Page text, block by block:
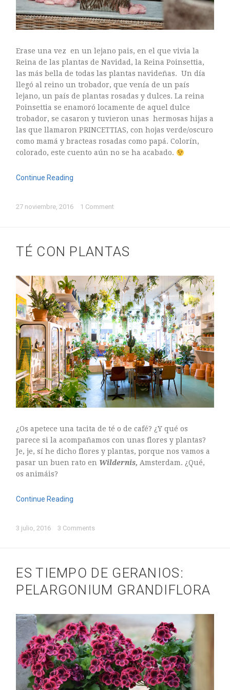
mayo 2016
abril 2016
marzo 2016
febrero 2016
enero 2016
diciembre 2015
noviembre 2015
octubre 2015
septiembre 2015
agosto 2015
mayo 2015
abril 2014
ASTILBE, EL SUEÑO DE UNA NOVIA
Astilbe, las flores que sueñan
MANOS QUE CREAN: ROSA VALLS EN FLORIPLANT
BROMELIAS, BIENVENIDAS A CASA
RANUNCULOS, FRANCESILLAS …
Ricard
ASTILBE, EL SUEÑO DE UNA NOVIA
Isabel
Silvia
Silvia
Astilbe, las flores que sueñan
Julio
Erase una vez en un lejano pais, en el que vivia la
Reina de las plantas de Navidad, la Reina Poinsettia,
las más bella de todas las plantas navideñas. Un día
llegó al reino un trobador, que venía de un país
lejano, un país de plantas rosadas y dulces. La reina
Poinsettia se enamoró locamente de aquel dulce
trobador, se casaron y tuvieron unas hermosas hijas a
las que llamaron PRINCETTIAS, con hojas verde/oscuro
como mamá y bracteas rosadas como papá. Colorín,
colorado, este cuento aún no se ha acabado.
Continue Reading
27 noviembre, 2016 1 Comment
TÉ CON PLANTAS
¿Os apetece una tacita de té o de café? ¿Y qué os
parece si la acompañamos con unas flores y plantas?
Je, je, sí he dicho flores y plantas, porque nos vamos a
pasar un buen rato en Wildernis, Amsterdam. ¿Qué,
os animáis?
Continue Reading
3 julio, 2016 3 Comments
ES TIEMPO DE GERANIOS:
PELARGONIUM GRANDIFLORA